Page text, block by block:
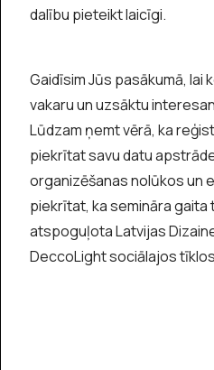
dalību pieteikt laicīgi.
Gaidīsim Jūs pasākumā, lai
vakaru un uzsāktu
Lūdzam ņemt vērā, ka
piekrītat savu datu
organizēšanas nolūkos un
piekrītat, ka semināra gaita
atspoguļota Latvijas
DeccoLight sociālajos